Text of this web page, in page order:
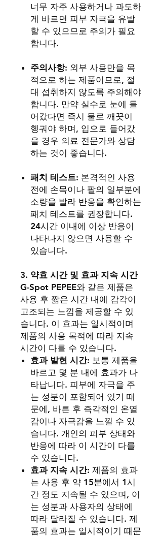
너무 자주 사용하거나 과도하
게 바르면 피부 자극을 유발
할 수 있으므로 주의가 필요
합니다.
주의사항: 외부 사용만을 목
적으로 하는 제품이므로, 절
대 섭취하지 않도록 주의해야
합니다. 만약 실수로 눈에 들
어갔다면 즉시 물로 깨끗이
헹궈야 하며, 입으로 들어갔
을 경우 의료 전문가와 상담
하는 것이 좋습니다.
패치 테스트: 본격적인 사용
전에 손목이나 팔의 일부분에
소량을 발라 반응을 확인하는
패치 테스트를 권장합니다.
24시간 이내에 이상 반응이
나타나지 않으면 사용할 수
있습니다.
3. 약효 시간 및 효과 지속 시간
G-Spot PEPEE와 같은 제품은
사용 후 짧은 시간 내에 감각이
고조되는 느낌을 제공할 수 있
습니다. 이 효과는 일시적이며
제품의 사용 목적에 따라 지속
시간이 다를 수 있습니다.
효과 발현 시간: 보통 제품을
바르고 몇 분 내에 효과가 나
타납니다. 피부에 자극을 주
는 성분이 포함되어 있기 때
문에, 바른 후 즉각적인 온열
감이나 자극감을 느낄 수 있
습니다. 개인의 피부 상태와
반응에 따라 이 시간이 다를
수 있습니다.
효과 지속 시간: 제품의 효과
는 사용 후 약 15분에서 1시
간 정도 지속될 수 있으며, 이
는 성분과 사용자의 상태에
따라 달라질 수 있습니다. 제
품의 효과는 일시적이기 때문